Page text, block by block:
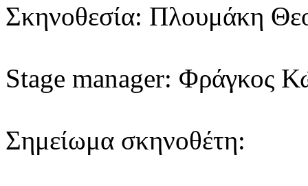
Σκηνοθεσία: Πλουμάκη
Stage manager: Φράγκος
Σημείωμα σκηνοθέτη: